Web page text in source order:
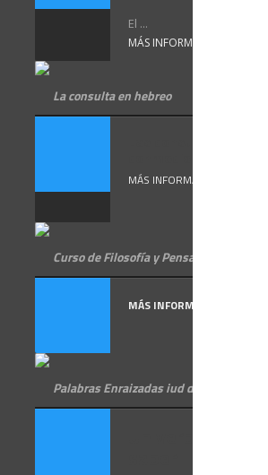
El ...
MÁS INFORMACIÓN
La consulta en hebreo
MÁS INFORMACIÓN
Curso de Filosofía y Pensamiento Judío
MÁS INFORMACIÓN
Palabras Enraizadas iud dalet ain